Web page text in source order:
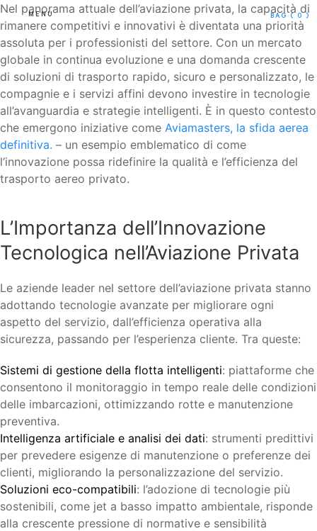
MENU BAG ( 0 )
Nel panorama attuale dell’aviazione privata, la capacità di
rimanere competitivi e innovativi è diventata una priorità
assoluta per i professionisti del settore. Con un mercato
globale in continua evoluzione e una domanda crescente
di soluzioni di trasporto rapido, sicuro e personalizzato, le
compagnie e i servizi affini devono investire in tecnologie
all’avanguardia e strategie intelligenti. È in questo contesto
che emergono iniziative come Aviamasters, la sfida aerea
definitiva. – un esempio emblematico di come
l’innovazione possa ridefinire la qualità e l’efficienza del
trasporto aereo privato.
L’Importanza dell’Innovazione
Tecnologica nell’Aviazione Privata
Le aziende leader nel settore dell’aviazione privata stanno
adottando tecnologie avanzate per migliorare ogni
aspetto del servizio, dall’efficienza operativa alla
sicurezza, passando per l’esperienza cliente. Tra queste:
Sistemi di gestione della flotta intelligenti: piattaforme che
consentono il monitoraggio in tempo reale delle condizioni
delle imbarcazioni, ottimizzando rotte e manutenzione
preventiva.
Intelligenza artificiale e analisi dei dati: strumenti predittivi
per prevedere esigenze di manutenzione o preferenze dei
clienti, migliorando la personalizzazione del servizio.
Soluzioni eco-compatibili: l’adozione di tecnologie più
sostenibili, come jet a basso impatto ambientale, risponde
alla crescente pressione di normative e sensibilità